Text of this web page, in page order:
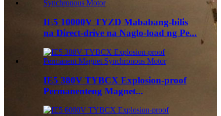
IE5 10000V TYZD Mababang-bilis
na Direct-drive na Naglo-load ng Pe...
IE5 380V TYBCX Explosion-proof
Permanenteng Magnet...